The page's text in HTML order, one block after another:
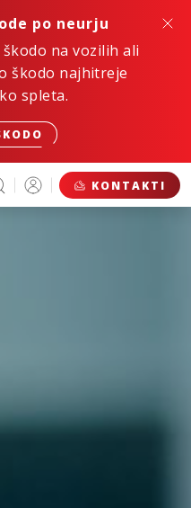
po neurju
na vozilih ali
škodo najhitreje
spleta.
KONTAKTI